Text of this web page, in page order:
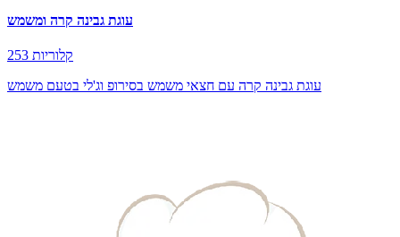
עוגת גבינה קרה ומשמש
253 קלוריות
עוגת גבינה קרה עם חצאי משמש בסירופ וג'לי בטעם משמש